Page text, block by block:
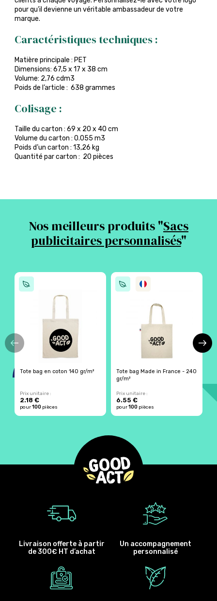
pour qu’il devienne un véritable ambassadeur de votre
marque.
Caractéristiques techniques :
Matière principale : PET
Dimensions: 67,5 x 17 x 38 cm
Volume: 2,76 cdm3
Poids de l’article : 638 grammes
Colisage :
Taille du carton : 69 x 20 x 40 cm
Volume du carton : 0.055 m3
Poids d’un carton : 13,26 kg
Quantité par carton : 20 pièces
Nos meilleurs produits "Sacs
publicitaires personnalisés"
Tote bag en coton 140 gr/m²
Prix unitaire :
2.18 €
pour100 pièces
Tote bag Made in France - 240
gr/m²
Prix unitaire :
6.55 €
pour100 pièces
Livraison offerte à partir
de 300€ HT d’achat
Un accompagnement
personnalisé